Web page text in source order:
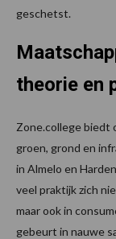
geschetst.
theorie en
Zone.college biedt
groen, grond en
in Almelo en
veel praktijk zich
maar ook in
gebeurt in nauwe